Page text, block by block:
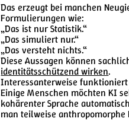
Das erzeugt bei manchen
Formulierungen wie:
„Das ist nur Statistik.“
„Das simuliert nur.“
„Das versteht nichts.“
Diese Aussagen können
identitätsschützend wirken.
Interessanterweise
Einige Menschen möchten KI
kohärenter Sprache
man teilweise anthropomorphe